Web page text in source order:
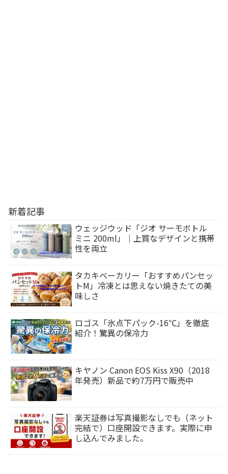
新着記事
ウェッジウッド「ジオ サーモボトル
ミニ 200ml」｜上質なデザインと携帯
性を両立
タカキベーカリー「おすすめパンセッ
トM」冷凍とは思えない焼きたての美
味しさ
ロゴス「氷点下パック-16℃」を徹底
紹介！驚異の保冷力
キヤノン Canon EOS Kiss X90（2018
年発売）新品で約7万円で販売中
楽天証券は写真撮影なしでも（ネット
完結で）口座開設できます。実際に申
し込んでみました。